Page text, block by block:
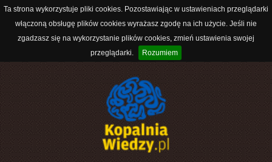
Ta strona wykorzystuje pliki cookies. Pozostawiając w ustawieniach przeglądarki
włączoną obsługę plików cookies wyrażasz zgodę na ich użycie. Jeśli nie
zgadzasz się na wykorzystanie plików cookies, zmień ustawienia swojej
przeglądarki.
Rozumiem